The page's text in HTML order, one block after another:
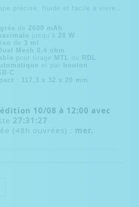
précise, fluide et facile à vivre.
de 2600 mAh
jusqu’à 28 W
de 3 ml
Mesh 0,4 ohm
pour tirage MTL ou RDL
et par bouton
C
117,3 x 32 x 20 mm
10/08 à 12:00 avec
27:31:27
(48h ouvrées) : mer.